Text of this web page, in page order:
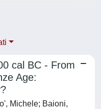
cal BC - From
Age:
Michele; Baioni,